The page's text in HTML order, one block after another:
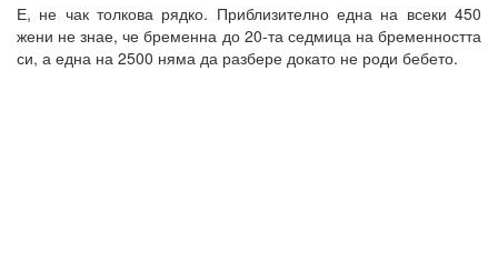
Е, не чак толкова рядко. Приблизително една на всеки 450
жени не знае, че бременна до 20-та седмица на бременността
си, а една на 2500 няма да разбере докато не роди бебето.